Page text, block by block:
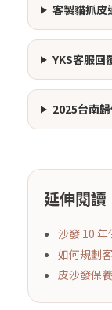
客製貓抓皮
YKS客服回
2025台南
延伸閱讀
沙發 10
如何規劃
皮沙發保